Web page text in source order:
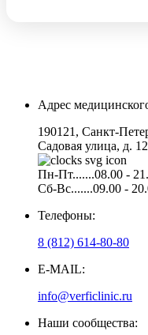
Адрес
190121, Санкт-
Садовая улица, д.
Пн-Пт.......08.00 -
Сб-Вс.......09.00 -
Телефоны:
8 (812) 614-80-80
E-MAIL:
info@verficlinic.ru
Наши сообщества: